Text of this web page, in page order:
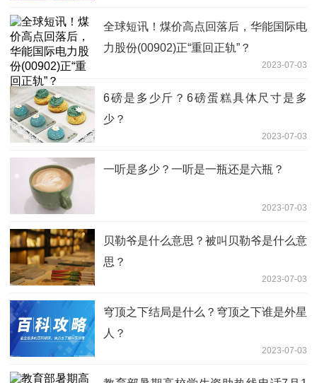
全球短讯！煤价高点回落后，华能国际电
力股份(00902)正“重回正轨”？
2023-07-03
6磅是多少斤？6磅蛋糕具体尺寸是多
少？
2023-07-03
一听是多少？一听是一瓶还是六瓶？
2023-07-03
贝勒爷是什么意思？被叫贝勒爷是什么意
思？
2023-07-03
穹顶之下结局是什么？穹顶之下谁是外星
人？
2023-07-03